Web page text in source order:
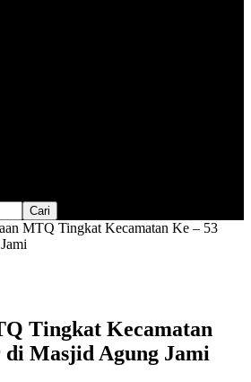
MTQ Tingkat Kecamatan Ke – 53
Tingkat Kecamatan
di Masjid Agung Jami